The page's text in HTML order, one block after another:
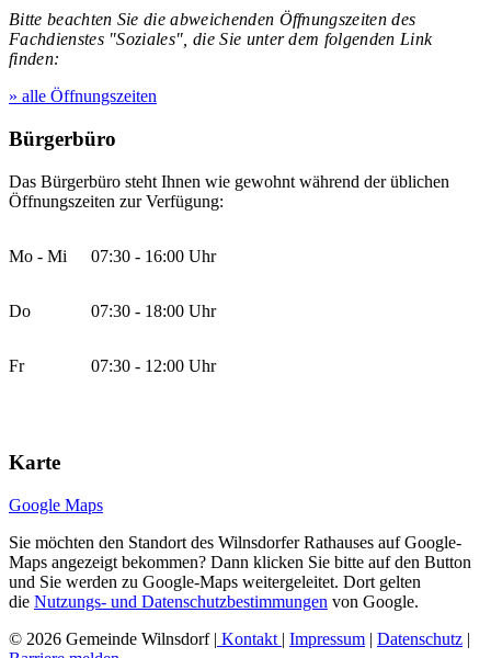
Bitte beachten Sie die abweichenden Öffnungszeiten des
Fachdienstes "Soziales", die Sie unter dem folgenden Link
finden:
» alle Öffnungszeiten
Bürgerbüro
Das Bürgerbüro steht Ihnen wie gewohnt während der üblichen
Öffnungszeiten zur Verfügung:
Mo - Mi 07:30 - 16:00 Uhr
Do 07:30 - 18:00 Uhr
Fr 07:30 - 12:00 Uhr
Karte
Google Maps
Sie möchten den Standort des Wilnsdorfer Rathauses auf Google-
Maps angezeigt bekommen? Dann klicken Sie bitte auf den Button
und Sie werden zu Google-Maps weitergeleitet. Dort gelten
die Nutzungs- und Datenschutzbestimmungen von Google.
© 2026 Gemeinde Wilnsdorf | Kontakt | Impressum | Datenschutz |